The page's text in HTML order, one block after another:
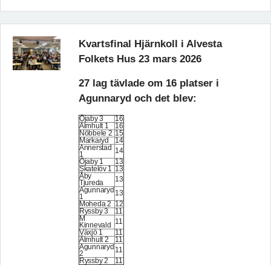
Kvartsfinal Hjärnkoll i Alvesta
Folkets Hus 23 mars 2026
27 lag tävlade om 16 platser i
Agunnaryd och det blev:
Öjaby 3
16
Älmhult 1
16
Nöbbele 2 15
Markaryd
14
Annerstad
1
14
Öjaby 1
13
Skatelöv 1
13
Åby
Tjureda
13
Agunnaryd
1
13
Moheda 2
12
Ryssby 3
11
M
Kinnevald
11
Växjö 1
11
Älmhult 2
11
Agunnaryd
2
11
Ryssby 2
11